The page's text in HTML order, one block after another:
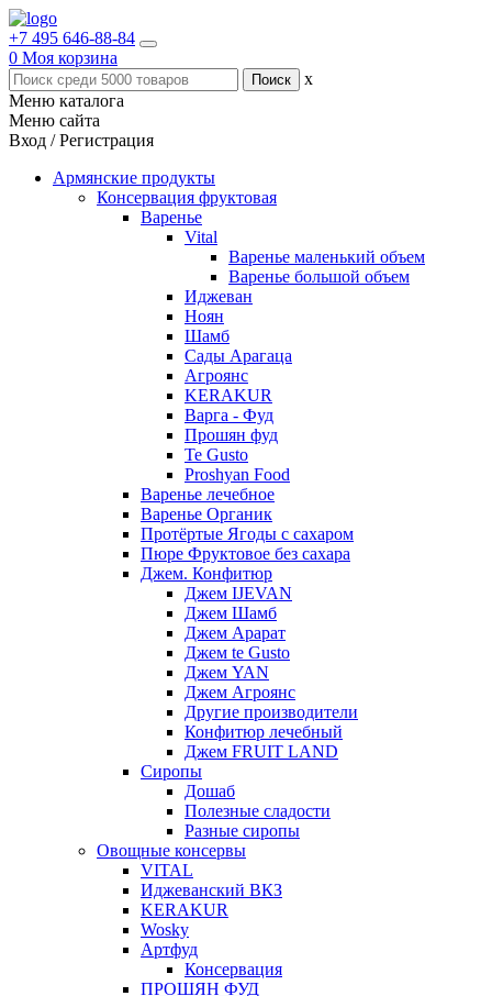
+7 495 646-88-84
0 Моя корзина
x
Меню каталога
Меню сайта
Вход / Регистрация
Армянские продукты
Консервация фруктовая
Варенье
Vital
Варенье маленький объем
Варенье большой объем
Иджеван
Ноян
Шамб
Сады Арагаца
Агроянс
KERAKUR
Варга - Фуд
Прошян фуд
Te Gusto
Proshyan Food
Варенье лечебное
Варенье Органик
Протёртые Ягоды с сахаром
Пюре Фруктовое без сахара
Джем. Конфитюр
Джем IJEVAN
Джем Шамб
Джем Арарат
Джем te Gusto
Джем YAN
Джем Агроянс
Другие производители
Конфитюр лечебный
Джем FRUIT LAND
Сиропы
Дошаб
Полезные сладости
Разные сиропы
Овощные консервы
VITAL
Иджеванский ВКЗ
KERAKUR
Wosky
Артфуд
Консервация
ПРОШЯН ФУД